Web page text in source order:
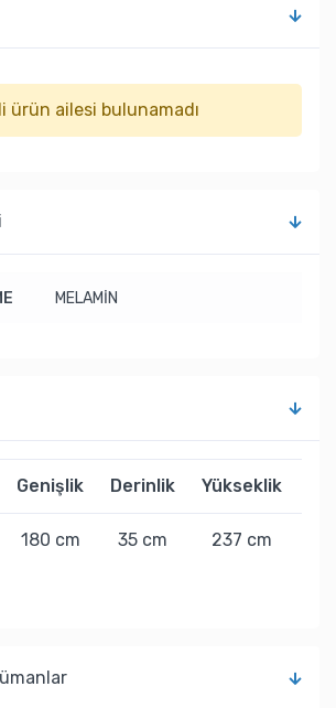
ürün ailesi bulunamadı
MELAMİN
Genişlik Derinlik Yükseklik
180 cm 35 cm 237 cm